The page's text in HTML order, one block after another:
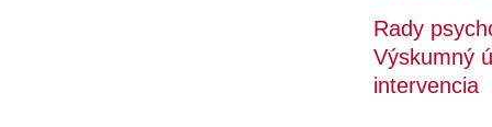
Rady
Výskumný
intervencia